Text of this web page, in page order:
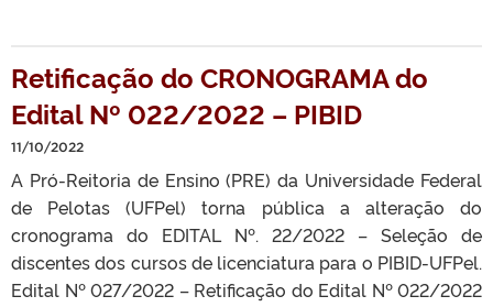
Retificação do CRONOGRAMA do
Edital Nº 022/2022 – PIBID
11/10/2022
A Pró-Reitoria de Ensino (PRE) da Universidade Federal
de Pelotas (UFPel) torna pública a alteração do
cronograma do EDITAL Nº. 22/2022 – Seleção de
discentes dos cursos de licenciatura para o PIBID-UFPel.
Edital Nº 027/2022 – Retificação do Edital Nº 022/2022